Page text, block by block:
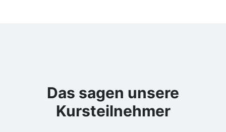
Das sagen unsere
Kursteilnehmer